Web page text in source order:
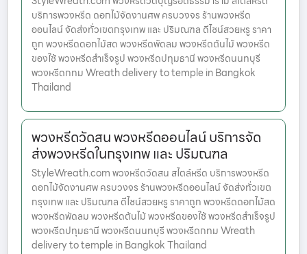
บริการพวงหรีด ดอกไม้จัดงานศพ ครบวงจร ร้านพวงหรีด
ออนไลน์ จัดส่งทั่วเขตกรุงเทพ และ ปริมณฑล ดีไซน์สวยหรู ราคา
ถูก พวงหรีดดอกไม้สด พวงหรีดพัดลม พวงหรีดต้นไม้ พวงหรีด
ของใช้ พวงหรีดสำเร็จรูป พวงหรีดปทุมธานี พวงหรีดนนทบุรี
พวงหรีดกทม Wreath delivery to temple in Bangkok
Thailand
พวงหรีดวัดสน พวงหรีดออนไลน์ บริการจัด
ส่งพวงหรีดในกรุงเทพ และ ปริมณฑล
StyleWreath.com พวงหรีดวัดสน สไตล์หรีด บริการพวงหรีด
ดอกไม้จัดงานศพ ครบวงจร ร้านพวงหรีดออนไลน์ จัดส่งทั่วเขต
กรุงเทพ และ ปริมณฑล ดีไซน์สวยหรู ราคาถูก พวงหรีดดอกไม้สด
พวงหรีดพัดลม พวงหรีดต้นไม้ พวงหรีดของใช้ พวงหรีดสำเร็จรูป
พวงหรีดปทุมธานี พวงหรีดนนทบุรี พวงหรีดกทม Wreath
delivery to temple in Bangkok Thailand